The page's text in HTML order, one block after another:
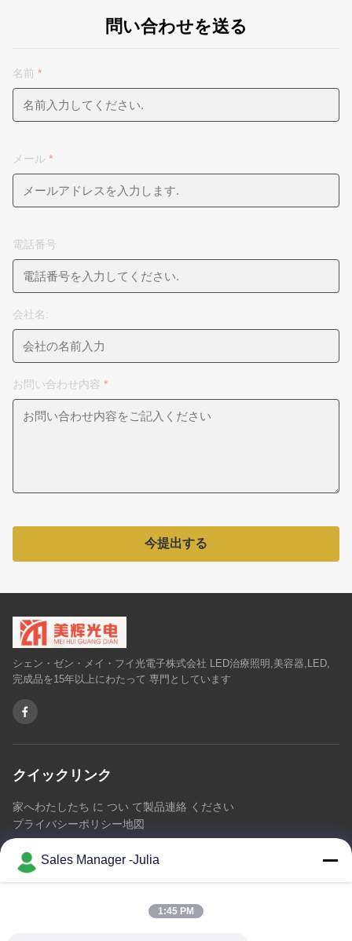
問い合わせを送る
名前 *
メール *
電話番号
会社名:
お問い合わせ内容 *
今提出する
シェン・ゼン・メイ・フイ光電子株式会社 LED治療照明,美容器,LED,
完成品を15年以上にわたって 専門としています
クイックリンク
家へわたしたち に つい て製品連絡 ください
プライバシーポリシー地図
連絡 ください
アドレス:: 床8/9の範囲、No2 Dezhengの道、ShiLongZaiのコ
Sales Manager -Julia
1:45 PM